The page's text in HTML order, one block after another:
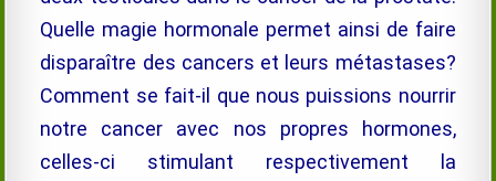
Quelle magie hormonale permet ainsi de faire
disparaître des cancers et leurs métastases?
Comment se fait-il que nous puissions nourrir
notre cancer avec nos propres hormones,
celles-ci stimulant respectivement la